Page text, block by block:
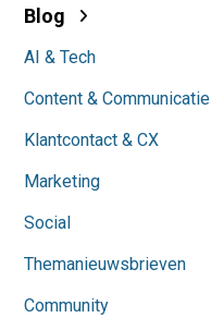
Blog
AI & Tech
Content & Communicatie
Klantcontact & CX
Marketing
Social
Themanieuwsbrieven
Community